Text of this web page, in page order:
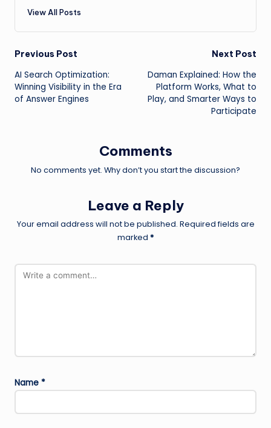
View All Posts
Post
navigation
Previous Post
AI Search Optimization:
Winning Visibility in the Era
of Answer Engines
Next Post
Daman Explained: How the
Platform Works, What to
Play, and Smarter Ways to
Participate
Comments
No comments yet. Why don’t you start the discussion?
Leave a Reply
Your email address will not be published. Required fields are
marked *
Name *